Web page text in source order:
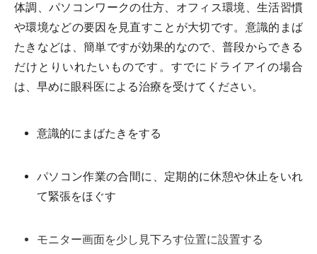
体調、パソコンワークの仕方、オフィス環境、生活習慣
や環境などの要因を見直すことが大切です。意識的まば
たきなどは、簡単ですが効果的なので、普段からできる
だけとりいれたいものです。すでにドライアイの場合
は、早めに眼科医による治療を受けてください。
意識的にまばたきをする
パソコン作業の合間に、定期的に休憩や休止をいれ
て緊張をほぐす
モニター画面を少し見下ろす位置に設置する